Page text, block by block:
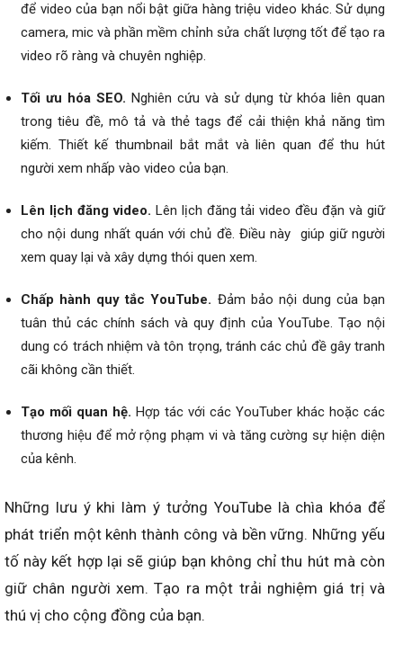
để video của bạn nổi bật giữa hàng triệu video khác. Sử dụng
camera, mic và phần mềm chỉnh sửa chất lượng tốt để tạo ra
video rõ ràng và chuyên nghiệp.
Tối ưu hóa SEO. Nghiên cứu và sử dụng từ khóa liên quan
trong tiêu đề, mô tả và thẻ tags để cải thiện khả năng tìm
kiếm. Thiết kế thumbnail bắt mắt và liên quan để thu hút
người xem nhấp vào video của bạn.
Lên lịch đăng video. Lên lịch đăng tải video đều đặn và giữ
cho nội dung nhất quán với chủ đề. Điều này giúp giữ người
xem quay lại và xây dựng thói quen xem.
Chấp hành quy tắc YouTube. Đảm bảo nội dung của bạn
tuân thủ các chính sách và quy định của YouTube. Tạo nội
dung có trách nhiệm và tôn trọng, tránh các chủ đề gây tranh
cãi không cần thiết.
Tạo mối quan hệ. Hợp tác với các YouTuber khác hoặc các
thương hiệu để mở rộng phạm vi và tăng cường sự hiện diện
của kênh.
Những lưu ý khi làm ý tưởng YouTube là chìa khóa để
phát triển một kênh thành công và bền vững. Những yếu
tố này kết hợp lại sẽ giúp bạn không chỉ thu hút mà còn
giữ chân người xem. Tạo ra một trải nghiệm giá trị và
thú vị cho cộng đồng của bạn.